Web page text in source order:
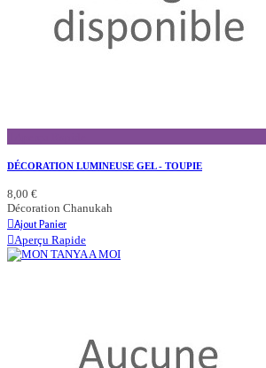
DÉCORATION LUMINEUSE GEL - TOUPIE
8,00 €
Décoration Chanukah
Ajout Panier
Aperçu Rapide